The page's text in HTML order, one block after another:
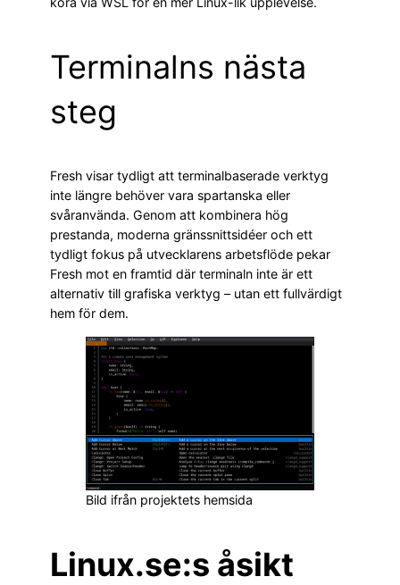
Terminalns nästa
steg
Fresh visar tydligt att terminalbaserade verktyg
inte längre behöver vara spartanska eller
svåranvända. Genom att kombinera hög
prestanda, moderna gränssnittsidéer och ett
tydligt fokus på utvecklarens arbetsflöde pekar
Fresh mot en framtid där terminaln inte är ett
alternativ till grafiska verktyg – utan ett fullvärdigt
hem för dem.
Bild ifrån projektets hemsida
Linux.se:s åsikt